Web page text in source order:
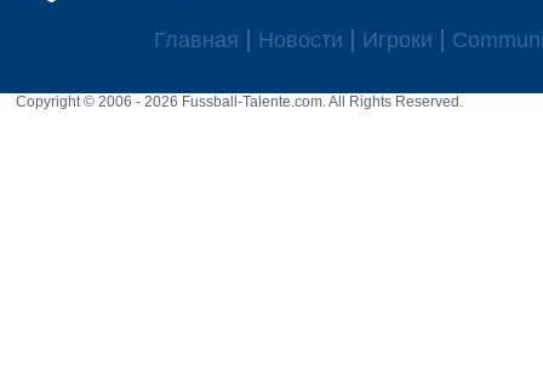
Главная Новости Игроки
Copyright © 2006 - 2026 Fussball-Talente.com. All Rights Reserved.